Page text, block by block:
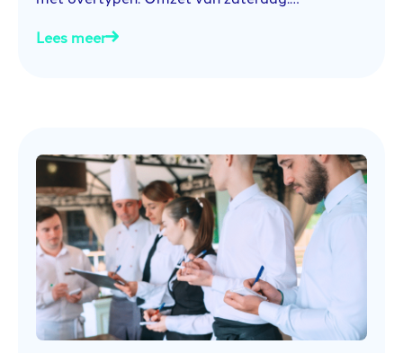
Lees meer